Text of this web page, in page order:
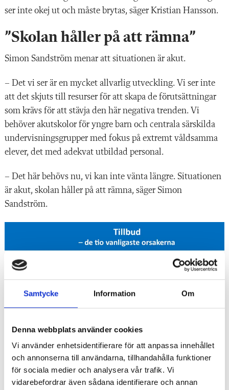
Samtycke Information Om
Denna webbplats använder cookies
Vi använder enhetsidentifierare för att anpassa innehållet
och annonserna till användarna, tillhandahålla funktioner
för sociala medier och analysera vår trafik. Vi
vidarebefordrar även sådana identifierare och annan
ser inte okej ut och måste brytas, säger Kristian Hansson.
”Skolan håller på att rämna”
Simon Sandström menar att situationen är akut.
– Det vi ser är en mycket allvarlig utveckling. Vi ser inte
att det skjuts till resurser för att skapa de förutsättningar
som krävs för att stävja den här negativa trenden. Vi
behöver akutskolor för yngre barn och centrala särskilda
undervisningsgrupper med fokus på extremt våldsamma
elever, det med adekvat utbildad personal.
– Det här behövs nu, vi kan inte vänta längre. Situationen
är akut, skolan håller på att rämna, säger Simon
Sandström.